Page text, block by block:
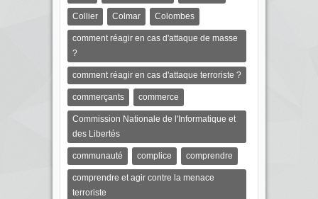
Collier Colmar Colombes
comment réagir en cas d'attaque de masse
?
comment réagir en cas d'attaque terroriste ?
commerçants commerce
Commission Nationale de l'Informatique et
des Libertés
communauté complice comprendre
comprendre et agir contre la menace
terroriste